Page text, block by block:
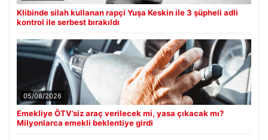
Klibinde silah kullanan rapçi Yuşa Keskin ile 3 şüpheli adli
kontrol ile serbest bırakıldı
05/08/2026
Emekliye ÖTV’siz araç verilecek mi, yasa çıkacak mı?
Milyonlarca emekli beklentiye girdi